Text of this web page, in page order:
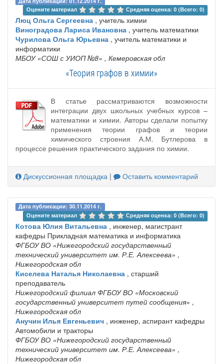
Оцените материал
Средняя оценка: 0 (Всего: 0)
Люц Ольга Сергеевна , учитель химии
Виноградова Лариса Ивановна , учитель математики
Чурилова Ольга Юрьевна , учитель математики и
информатики
МБОУ «СОШ с УИОП №8» , Кемеровская обл
«Теория графов в химии»
В статье рассматриваются возможности
интеграции двух школьных учебных курсов –
математики и химии. Авторы сделали попытку
применения теории графов и теории
химического строения А.М. Бутлерова в
процессе решения практического задания по химии.
Дискуссионная площадка | Оставить комментарий
Дата публикации: 30.11.2014 г.
Оцените материал
Средняя оценка: 0 (Всего: 0)
Котова Юлия Витальевна , инженер, магистрант
кафедры Прикладная математика и информатика
ФГБОУ ВО «Нижегородский государственный
технический университет им. Р.Е. Алексеева» ,
Нижегородская обл
Киселева Наталья Николаевна , старший
преподаватель
Нижегородский филиал ФГБОУ ВО «Московский
государственный университет путей сообщения» ,
Нижегородская обл
Анучин Илья Евгеньевич , инженер, аспирант кафедры
Автомобили и тракторы
ФГБОУ ВО «Нижегородский государственный
технический университет им. Р.Е. Алексеева» ,
Нижегородская обл